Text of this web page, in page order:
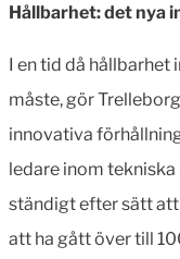
Hållbarhet: det nya
I en tid då hållbarhet
måste, gör
innovativa
ledare inom
ständigt efter sätt
att ha gått över till